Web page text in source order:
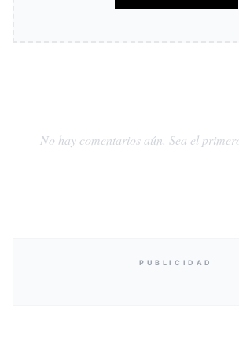
No hay comentarios aún. Sea el
PUBLICIDAD